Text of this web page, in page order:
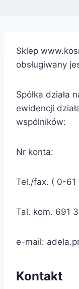
Sklep
obsługiwany
Spółka działa
ewidencji
wspólników:
Nr konta:
Tel./fax. ( 0-61
Tal. kom. 691
e-mail:
Kontakt